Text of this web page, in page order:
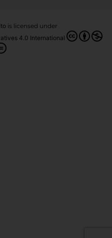
is licensed under
4.0 International